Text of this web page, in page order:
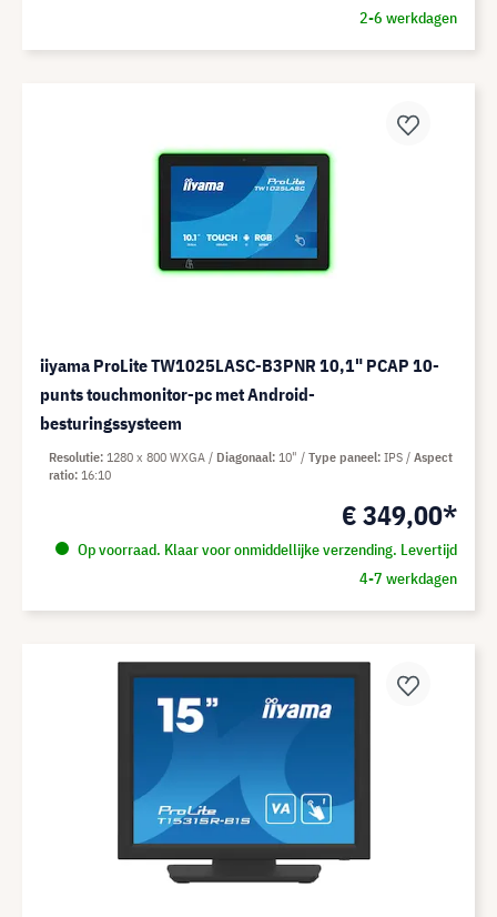
2-6 werkdagen
iiyama ProLite TW1025LASC-B3PNR 10,1" PCAP 10-
punts touchmonitor-pc met Android-
besturingssysteem
€ 349,00*
Op voorraad. Klaar voor onmiddellijke verzending. Levertijd
4-7 werkdagen
Resolutie 1280 x 800 WXGA Diagonaal 10" Type paneel IPS
Aspect
ratio 16:10